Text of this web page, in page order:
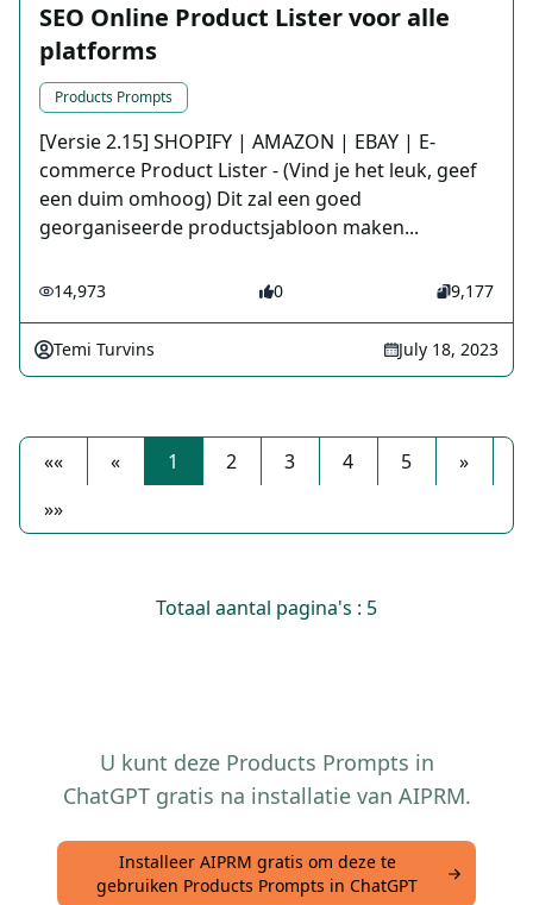
SEO Online Product Lister voor alle
platforms
Products Prompts
[Versie 2.15] SHOPIFY | AMAZON | EBAY | E-
commerce Product Lister - (Vind je het leuk, geef
een duim omhoog) Dit zal een goed
georganiseerde productsjabloon maken...
14,973 0 9,177
Temi Turvins July 18, 2023
«« « 1 2 3 4 5
»
»»
Totaal aantal pagina's : 5
U kunt deze Products Prompts in
ChatGPT gratis na installatie van AIPRM.
Installeer AIPRM gratis om deze te
gebruiken Products Prompts in ChatGPT